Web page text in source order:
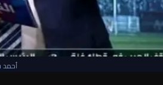
أحمد